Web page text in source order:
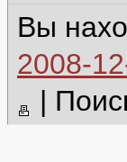
Вы
2008-
|